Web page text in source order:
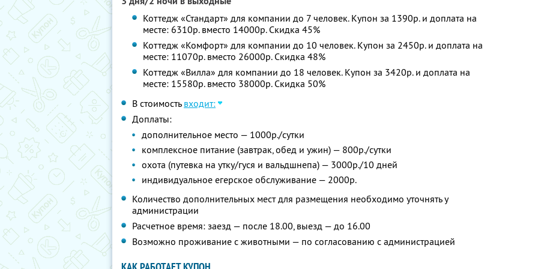
Коттедж «Стандарт» для компании до 7 человек. Купон за 1390р. и доплата на
месте: 6310р. вместо 14000р. Скидка 45%
Коттедж «Комфорт» для компании до 10 человек. Купон за 2450р. и доплата на
месте: 11070р. вместо 26000р. Скидка 48%
Коттедж «Вилла» для компании до 18 человек. Купон за 3420р. и доплата на
месте: 15580р. вместо 38000р. Скидка 50%
В стоимость входит:
Доплаты:
дополнительное место — 1000р./сутки
комплексное питание (завтрак, обед и ужин) — 800р./сутки
охота (путевка на утку/гуся и вальдшнепа) — 3000р./10 дней
индивидуальное егерское обслуживание — 2000р.
Количество дополнительных мест для размещения необходимо уточнять у
администрации
Расчетное время: заезд — после 18.00, выезд — до 16.00
Возможно проживание с животными — по согласованию с администрацией